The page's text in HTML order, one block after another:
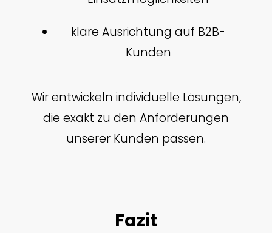
klare Ausrichtung auf B2B-
Kunden
Wir entwickeln individuelle Lösungen,
die exakt zu den Anforderungen
unserer Kunden passen.
Fazit